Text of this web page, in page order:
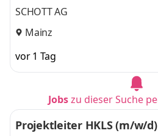
SCHOTT AG
Mainz
vor 1 Tag
Jobszu dieser Suche
Projektleiter HKLS (m/w/d)